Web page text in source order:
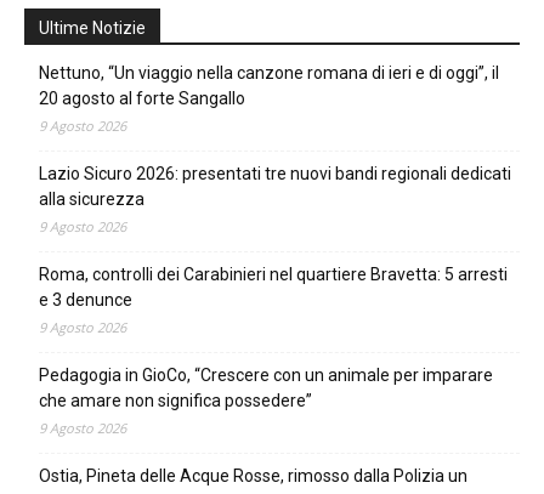
Ultime Notizie
Nettuno, “Un viaggio nella canzone romana di ieri e di oggi”, il
20 agosto al forte Sangallo
9 Agosto 2026
Lazio Sicuro 2026: presentati tre nuovi bandi regionali dedicati
alla sicurezza
9 Agosto 2026
Roma, controlli dei Carabinieri nel quartiere Bravetta: 5 arresti
e 3 denunce
9 Agosto 2026
Pedagogia in GioCo, “Crescere con un animale per imparare
che amare non significa possedere”
9 Agosto 2026
Ostia, Pineta delle Acque Rosse, rimosso dalla Polizia un